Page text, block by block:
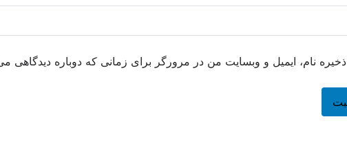
ذخیره نام، ایمیل و وبسایت من در مرورگر برای زمانی که دوباره دیدگاهی